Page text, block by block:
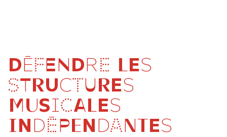
DÉFENDRE LES
STRUCTURES
MUSICALES
INDÉPENDANTES